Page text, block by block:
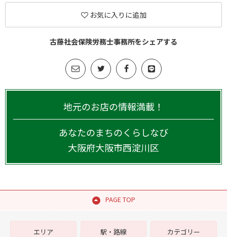
お気に入りに追加
古藤社会保険労務士事務所をシェアする
地元のお店の情報満載！
あなたのまちのくらしなび
大阪府大阪市西淀川区
PAGE TOP
エリア
駅・路線
カテゴリー